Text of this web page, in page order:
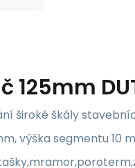
široké škály
výška segmentu